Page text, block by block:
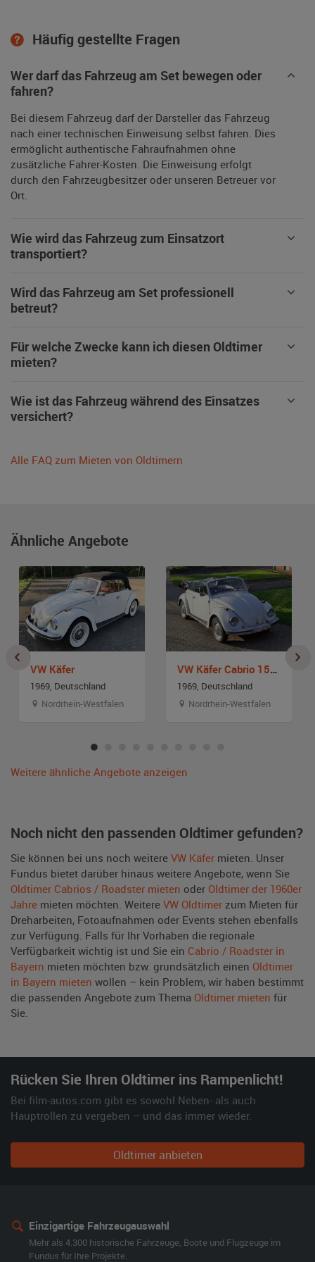
Häufig gestellte Fragen
Wer darf das Fahrzeug am Set bewegen oder
fahren?
Bei diesem Fahrzeug darf der Darsteller das Fahrzeug
nach einer technischen Einweisung selbst fahren. Dies
ermöglicht authentische Fahraufnahmen ohne
zusätzliche Fahrer-Kosten. Die Einweisung erfolgt
durch den Fahrzeugbesitzer oder unseren Betreuer vor
Ort.
Wie wird das Fahrzeug zum Einsatzort
transportiert?
Wird das Fahrzeug am Set professionell
betreut?
Für welche Zwecke kann ich diesen Oldtimer
mieten?
Wie ist das Fahrzeug während des Einsatzes
versichert?
Alle FAQ zum Mieten von Oldtimern
Ähnliche Angebote
VW Käfer
1969, Deutschland
Nordrhein-Westfalen
VW Käfer Cabrio 1500
1969, Deutschland
Nordrhein-Westfalen
Weitere ähnliche Angebote anzeigen
Noch nicht den passenden Oldtimer gefunden?
Sie können bei uns noch weitere VW Käfer mieten. Unser
Fundus bietet darüber hinaus weitere Angebote, wenn Sie
Oldtimer Cabrios / Roadster mieten oder Oldtimer der 1960er
Jahre mieten möchten. Weitere VW Oldtimer zum Mieten für
Dreharbeiten, Fotoaufnahmen oder Events stehen ebenfalls
zur Verfügung. Falls für Ihr Vorhaben die regionale
Verfügbarkeit wichtig ist und Sie ein Cabrio / Roadster in
Bayern mieten möchten bzw. grundsätzlich einen Oldtimer
in Bayern mieten wollen – kein Problem, wir haben bestimmt
die passenden Angebote zum Thema Oldtimer mieten für
Sie.
Rücken Sie Ihren Oldtimer ins Rampenlicht!
Bei film-autos.com gibt es sowohl Neben- als auch
Hauptrollen zu vergeben – und das immer wieder.
Oldtimer anbieten
Einzigartige Fahrzeugauswahl
Mehr als 4.300 historische Fahrzeuge, Boote und Flugzeuge im
Fundus für Ihre Projekte.